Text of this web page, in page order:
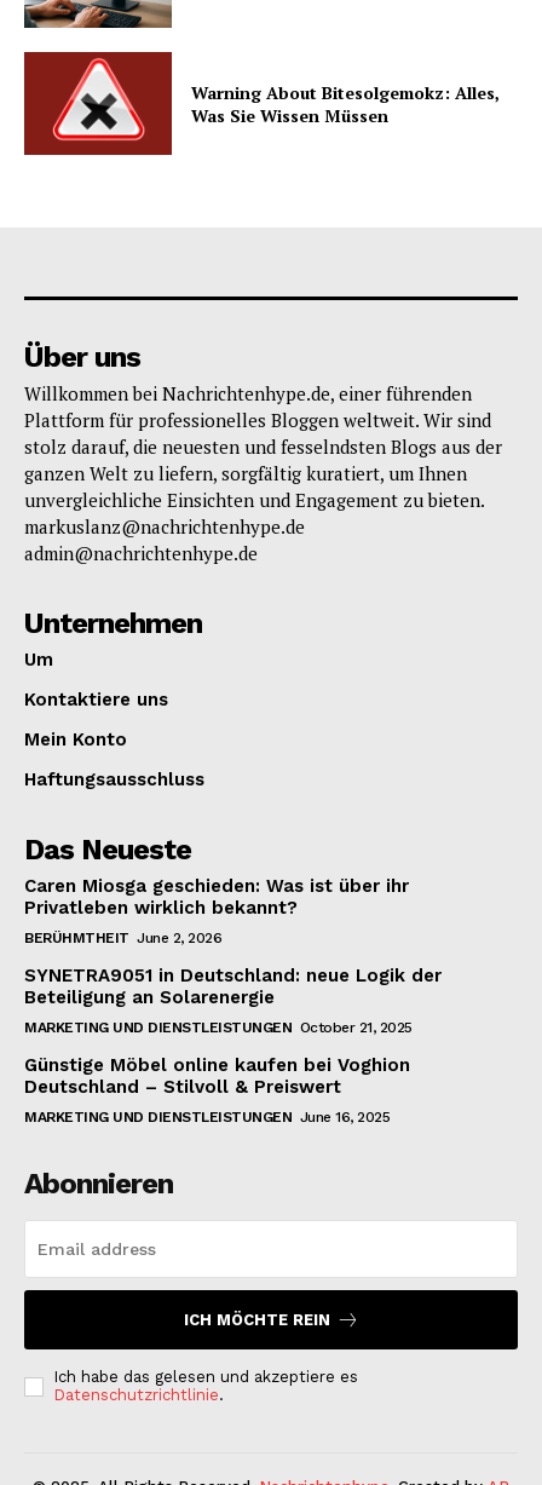
Warning About Bitesolgemokz: Alles,
Was Sie Wissen Müssen
Über uns
Willkommen bei Nachrichtenhype.de, einer führenden
Plattform für professionelles Bloggen weltweit. Wir sind
stolz darauf, die neuesten und fesselndsten Blogs aus der
ganzen Welt zu liefern, sorgfältig kuratiert, um Ihnen
unvergleichliche Einsichten und Engagement zu bieten.
markuslanz@nachrichtenhype.de
admin@nachrichtenhype.de
Unternehmen
Um
Kontaktiere uns
Mein Konto
Haftungsausschluss
Das Neueste
Caren Miosga geschieden: Was ist über ihr
Privatleben wirklich bekannt?
BERÜHMTHEIT June 2, 2026
SYNETRA9051 in Deutschland: neue Logik der
Beteiligung an Solarenergie
MARKETING UND DIENSTLEISTUNGEN October 21, 2025
Günstige Möbel online kaufen bei Voghion
Deutschland – Stilvoll & Preiswert
MARKETING UND DIENSTLEISTUNGEN June 16, 2025
Abonnieren
ICH MÖCHTE REIN
Ich habe das gelesen und akzeptiere es
Datenschutzrichtlinie.